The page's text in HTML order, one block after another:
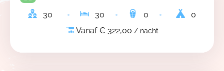
30 30 0
0
Vanaf € 322,00 / nacht